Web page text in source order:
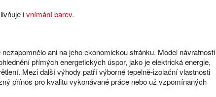
ivnímání barev.
ani na jeho ekonomickou stránku. Model návratnosti
přímých energetických úspor, jako je elektrická energie,
Mezi další výhody patří výborné tepelně-izolační vlastnosti
přínos pro kvalitu vykonávané práce nebo už vzpomínaných